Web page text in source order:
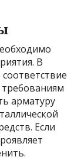
В
арматуру
Если